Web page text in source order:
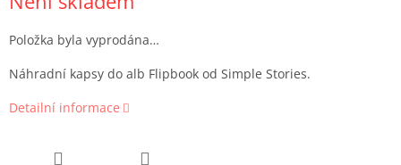
cena:
Položka byla vyprodána…
Náhradní kapsy do alb Flipbook od Simple Stories.
Detailní informace